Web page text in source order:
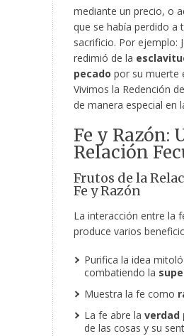
mediante un precio, o
que se había perdido a
sacrificio. Por ejemplo:
redimió de la
pecado por su muerte
Vivimos la Redención
de manera especial en
Fe y Razón:
Relación
Frutos de la
Fe y Razón
La interacción entre la
produce varios
Purifica la idea
combatiendo la
Muestra la fe como
La fe abre la verdad
de las cosas y su